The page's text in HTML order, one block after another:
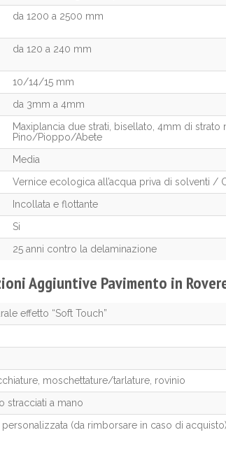
da 1200 a 2500 mm
da 120 a 240 mm
10/14/15 mm
da 3mm a 4mm
Maxiplancia due strati, bisellato, 4mm di
Pino/Pioppo/Abete
Media
Vernice ecologica all’acqua priva di solventi /
Incollata e flottante
Si
25 anni contro la delaminazione
Aggiuntive Pavimento in
effetto “Soft Touch”
moschettature/tarlature, rovinio
stracciati a mano
(da rimborsare in caso di